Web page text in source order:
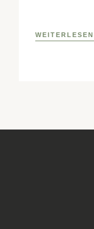
osteopathische
WEITERLESEN